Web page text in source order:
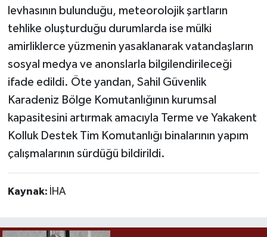
levhasının bulunduğu, meteorolojik şartların
tehlike oluşturduğu durumlarda ise mülki
amirliklerce yüzmenin yasaklanarak vatandaşların
sosyal medya ve anonslarla bilgilendirileceği
ifade edildi. Öte yandan, Sahil Güvenlik
Karadeniz Bölge Komutanlığının kurumsal
kapasitesini artırmak amacıyla Terme ve Yakakent
Kolluk Destek Tim Komutanlığı binalarının yapım
çalışmalarının sürdüğü bildirildi.
Kaynak: İHA